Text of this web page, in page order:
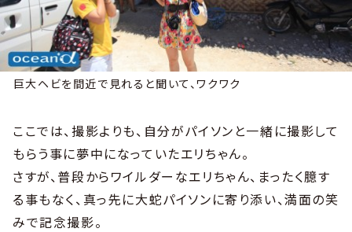
巨大ヘビを間近で見れると聞いて、ワクワク
ここでは、撮影よりも、自分がパイソンと一緒に撮影して
もらう事に夢中になっていたエリちゃん。
さすが、普段からワイルダーなエリちゃん、まったく臆す
る事もなく、真っ先に大蛇パイソンに寄り添い、満面の笑
みで記念撮影。